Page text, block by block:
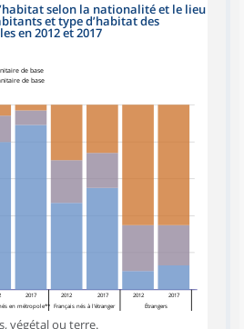
selon la nationalité et le lieu
et type d’habitat des
en 2012 et 2017
2017 2012 2017 2012 2017
de base
de base
en métropole** Français nés à l’étranger Étrangers
végétal ou terre.